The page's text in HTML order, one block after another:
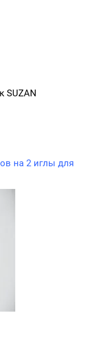
SUZAN
на 2 иглы для